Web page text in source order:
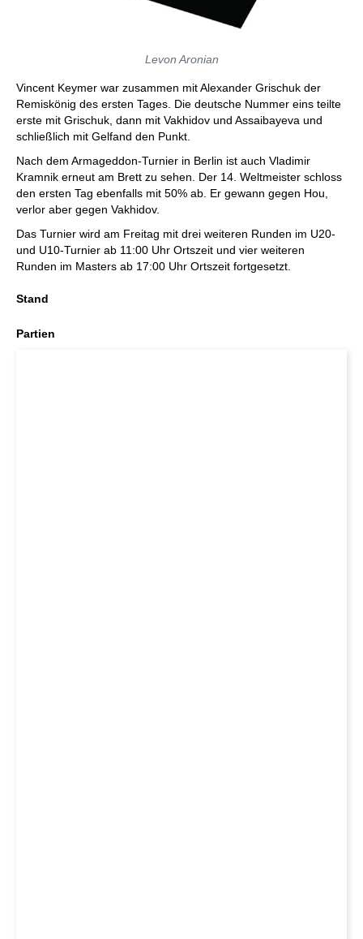
Levon Aronian
Vincent Keymer war zusammen mit Alexander Grischuk der
Remiskönig des ersten Tages. Die deutsche Nummer eins teilte
erste mit Grischuk, dann mit Vakhidov und Assaibayeva und
schließlich mit Gelfand den Punkt.
Nach dem Armageddon-Turnier in Berlin ist auch Vladimir
Kramnik erneut am Brett zu sehen. Der 14. Weltmeister schloss
den ersten Tag ebenfalls mit 50% ab. Er gewann gegen Hou,
verlor aber gegen Vakhidov.
Das Turnier wird am Freitag mit drei weiteren Runden im U20-
und U10-Turnier ab 11:00 Uhr Ortszeit und vier weiteren
Runden im Masters ab 17:00 Uhr Ortszeit fortgesetzt.
Stand
Partien